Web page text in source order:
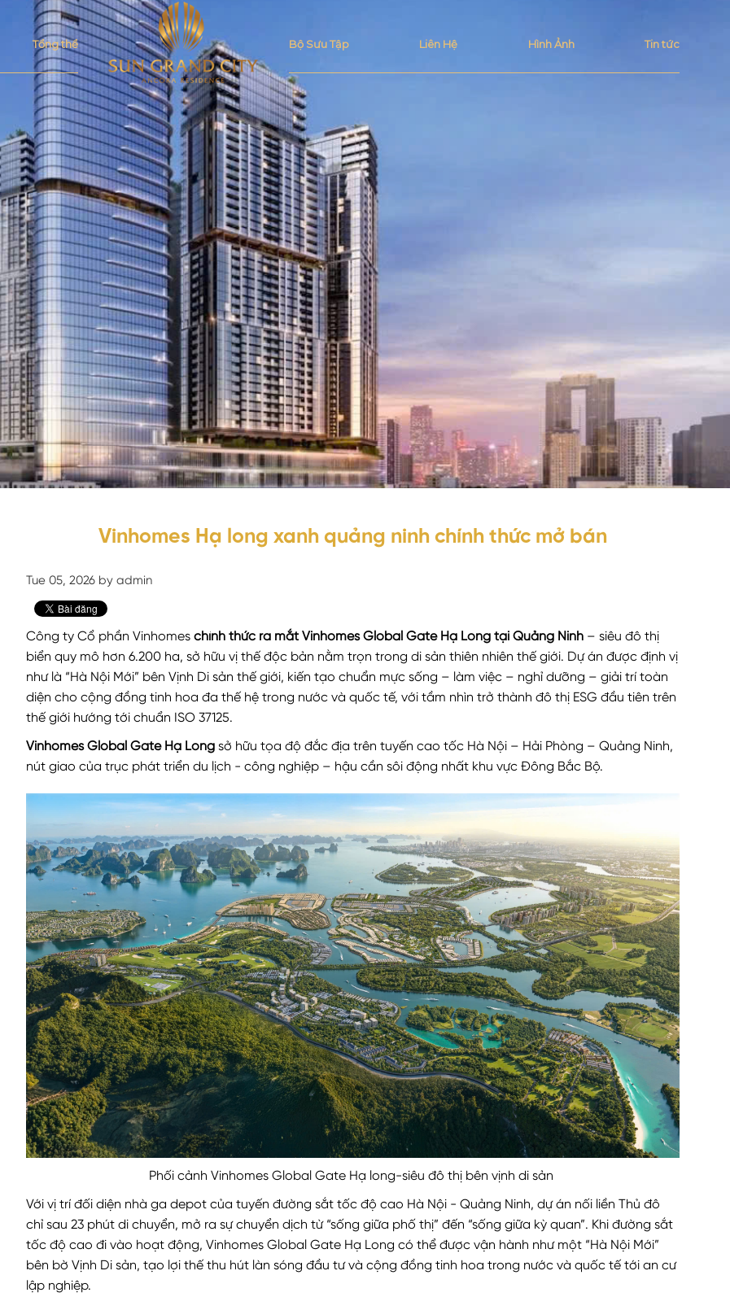
Tổng thể Bộ Sưu Tập Liên Hệ Hình Ảnh Tin tức
Vinhomes Hạ long xanh quảng ninh chính thức mở bán
Tue 05, 2026 by admin
Công ty Cổ phần Vinhomes chính thức ra mắt Vinhomes Global Gate Hạ Long tại Quảng Ninh– siêu đô thị
biển quy mô hơn 6.200 ha, sở hữu vị thế độc bản nằm trọn trong di sản thiên nhiên thế giới. Dự án được định vị
như là “Hà Nội Mới” bên Vịnh Di sản thế giới, kiến tạo chuẩn mực sống – làm việc – nghỉ dưỡng – giải trí toàn
diện cho cộng đồng tinh hoa đa thế hệ trong nước và quốc tế, với tầm nhìn trở thành đô thị ESG đầu tiên trên
thế giới hướng tới chuẩn ISO 37125.
Vinhomes Global Gate Hạ Longsở hữu tọa độ đắc địa trên tuyến cao tốc Hà Nội – Hải Phòng – Quảng Ninh,
nút giao của trục phát triển du lịch - công nghiệp – hậu cần sôi động nhất khu vực Đông Bắc Bộ.
Phối cảnh Vinhomes Global Gate Hạ long-siêu đô thị bên vịnh di sản
Với vị trí đối diện nhà ga depot của tuyến đường sắt tốc độ cao Hà Nội - Quảng Ninh, dự án nối liền Thủ đô
chỉ sau 23 phút di chuyển, mở ra sự chuyển dịch từ “sống giữa phố thị” đến “sống giữa kỳ quan”. Khi đường sắt
tốc độ cao đi vào hoạt động, Vinhomes Global Gate Hạ Long có thể được vận hành như một “Hà Nội Mới”
bên bờ Vịnh Di sản, tạo lợi thế thu hút làn sóng đầu tư và cộng đồng tinh hoa trong nước và quốc tế tới an cư
lập nghiệp.